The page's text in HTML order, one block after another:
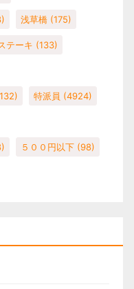
浅草橋 (175)
テーキ (133)
特派員 (4924)
５００円以下 (98)